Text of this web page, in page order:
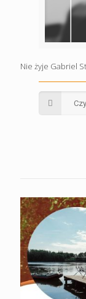
Nie żyje Gabriel